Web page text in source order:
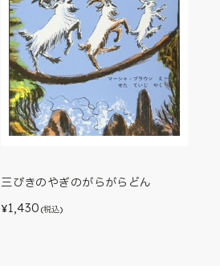
三びきのやぎのがらがらどん
¥1,430 (税込)